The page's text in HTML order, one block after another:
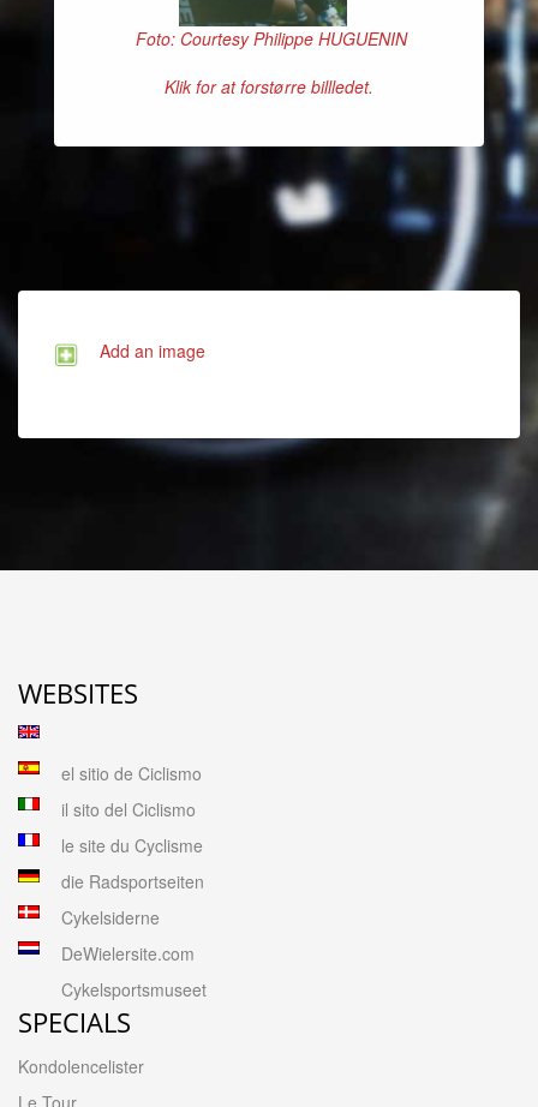
Foto: Courtesy Philippe HUGUENIN
Klik for at forstørre billledet.
Add an image
WEBSITES
el sitio de Ciclismo
il sito del Ciclismo
le site du Cyclisme
die Radsportseiten
Cykelsiderne
DeWielersite.com
Cykelsportsmuseet
SPECIALS
Kondolencelister
Le Tour